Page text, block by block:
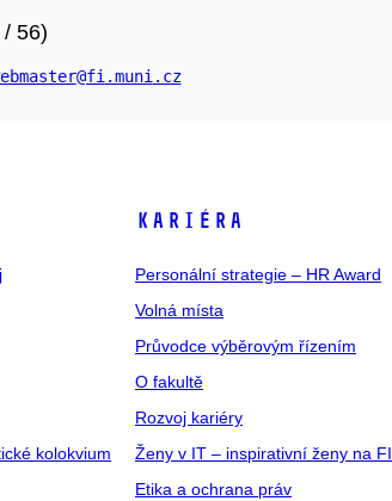
56)
@fi .muni .cz
kolokvium
KARIÉRA
Personální strategie – HR Award
Volná místa
Průvodce výběrovým řízením
O fakultě
Rozvoj kariéry
Ženy v IT – inspirativní ženy na FI
Etika a ochrana práv